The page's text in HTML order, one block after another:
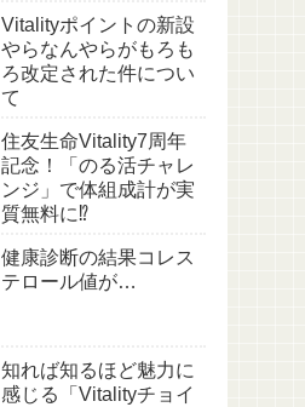
Vitalityポイントの新設
やらなんやらがもろも
ろ改定された件につい
て
住友生命Vitality7周年
記念！「のる活チャレ
ンジ」で体組成計が実
質無料に⁉
健康診断の結果コレス
テロール値が…
知れば知るほど魅力に
感じる「Vitalityチョイ